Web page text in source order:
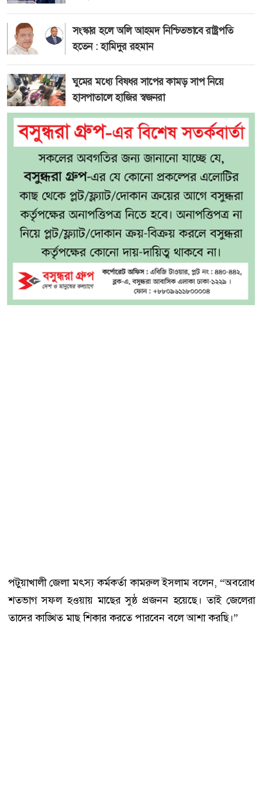
সংস্কার হলে অলি আহমদ নিশ্চিতভাবে রাষ্ট্রপতি
হতেন : হামিদুর রহমান
ঘুমের মধ্যে বিষধর সাপের কামড় সাপ নিয়ে
হাসপাতালে হাজির স্বজনরা
পটুয়াখালী জেলা মৎস্য কর্মকর্তা কামরুল ইসলাম বলেন, “অবরোধ
শতভাগ সফল হওয়ায় মাছের সুষ্ঠ প্রজনন হয়েছে। তাই জেলেরা
তাদের কাঙ্খিত মাছ শিকার করতে পারবেন বলে আশা করছি।”